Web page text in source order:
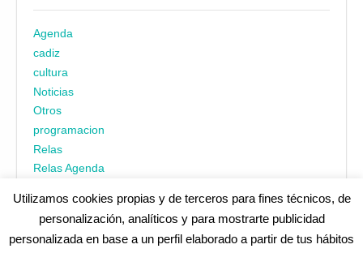
Agenda
cadiz
cultura
Noticias
Otros
programacion
Relas
Relas Agenda
Utilizamos cookies propias y de terceros para fines técnicos, de
personalización, analíticos y para mostrarte publicidad
personalizada en base a un perfil elaborado a partir de tus hábitos